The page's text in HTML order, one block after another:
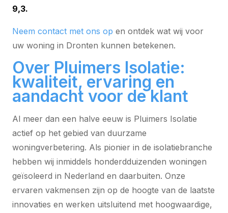
9,3.
Neem contact met ons op en ontdek wat wij voor
uw woning in Dronten kunnen betekenen.
Over Pluimers Isolatie:
kwaliteit, ervaring en
aandacht voor de klant
Al meer dan een halve eeuw is Pluimers Isolatie
actief op het gebied van duurzame
woningverbetering. Als pionier in de isolatiebranche
hebben wij inmiddels honderdduizenden woningen
geïsoleerd in Nederland en daarbuiten. Onze
ervaren vakmensen zijn op de hoogte van de laatste
innovaties en werken uitsluitend met hoogwaardige,